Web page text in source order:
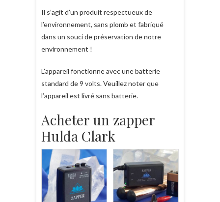
Il s’agit d’un produit respectueux de
l’environnement, sans plomb et fabriqué
dans un souci de préservation de notre
environnement !
L’appareil fonctionne avec une batterie
standard de 9 volts. Veuillez noter que
l’appareil est livré sans batterie.
Acheter un zapper
Hulda Clark